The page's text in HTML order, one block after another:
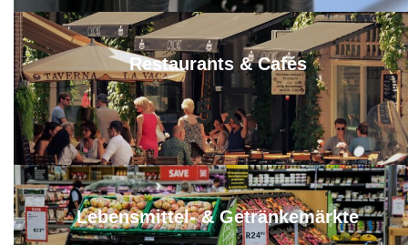
Restaurants & Cafés
5 x
Lebensmittel- & Getränkemärkte